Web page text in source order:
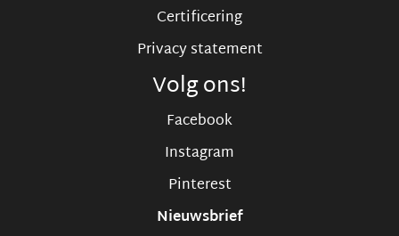
Certificering
Privacy statement
Volg ons!
Facebook
Instagram
Pinterest
Nieuwsbrief